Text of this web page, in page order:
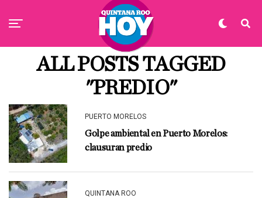
ALL POSTS TAGGED
"PREDIO"
PUERTO MORELOS
Golpe ambiental en Puerto Morelos:
clausuran predio
QUINTANA ROO